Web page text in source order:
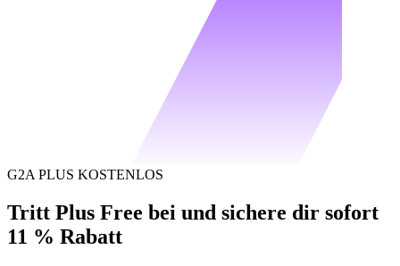
G2A PLUS KOSTENLOS
Tritt Plus Free bei und sichere dir sofort
11 % Rabatt